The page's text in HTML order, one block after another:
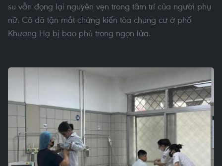
su vẫn đọng lại nguyên vẹn trong tâm trí của người phụ
nữ. Cô đã tận mắt chứng kiến tòa chung cư ở phố
Khương Hạ bị bao phủ trong ngọn lửa.